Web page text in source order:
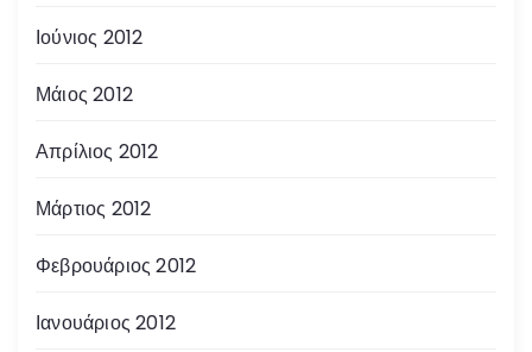
Ιούνιος 2012
Μάιος 2012
Απρίλιος 2012
Μάρτιος 2012
Φεβρουάριος 2012
Ιανουάριος 2012